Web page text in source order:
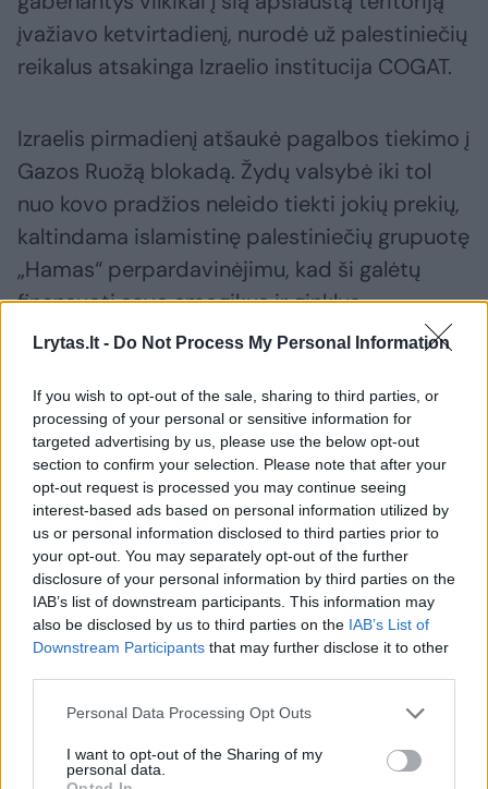
Lrytas.lt - Do Not Process My Personal Information
If you wish to opt-out of the sale, sharing to third parties, or
processing of your personal or sensitive information for
targeted advertising by us, please use the below opt-out
section to confirm your selection. Please note that after your
opt-out request is processed you may continue seeing
interest-based ads based on personal information utilized by
us or personal information disclosed to third parties prior to
your opt-out. You may separately opt-out of the further
disclosure of your personal information by third parties on the
IAB’s list of downstream participants. This information may
also be disclosed by us to third parties on the IAB’s List of
Downstream Participants that may further disclose it to other
Personal Data Processing Opt Outs
I want to opt-out of the Sharing of my
personal data.
įvažiavo ketvirtadienį, nurodė už palestiniečių
reikalus atsakinga Izraelio institucija COGAT.
Izraelis pirmadienį atšaukė pagalbos tiekimo į
Gazos Ruožą blokadą. Žydų valsybė iki tol
nuo kovo pradžios neleido tiekti jokių prekių,
kaltindama islamistinę palestiniečių grupuotę
„Hamas“ perpardavinėjimu, kad ši galėtų
finansuoti savo smogikus ir ginklus.
organizacijos įspėja apie badą Gazos Ruože.
Pagalbos darbuotojai sako, kad šią savaitę į
Gazos Ruožą atvykusio pagalbos kiekio toli
gražu nepakanka, jog būtų galima palengvinti
gyventojų patiriamas kančias. Jie taip pat
kalba apie sunkumus skirstant pagalbos
prekes.